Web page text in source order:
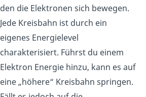
den die Elektronen sich bewegen.
Jede Kreisbahn ist durch ein
eigenes Energielevel
charakterisiert. Führst du einem
Elektron Energie hinzu, kann es auf
eine „höhere“ Kreisbahn springen.